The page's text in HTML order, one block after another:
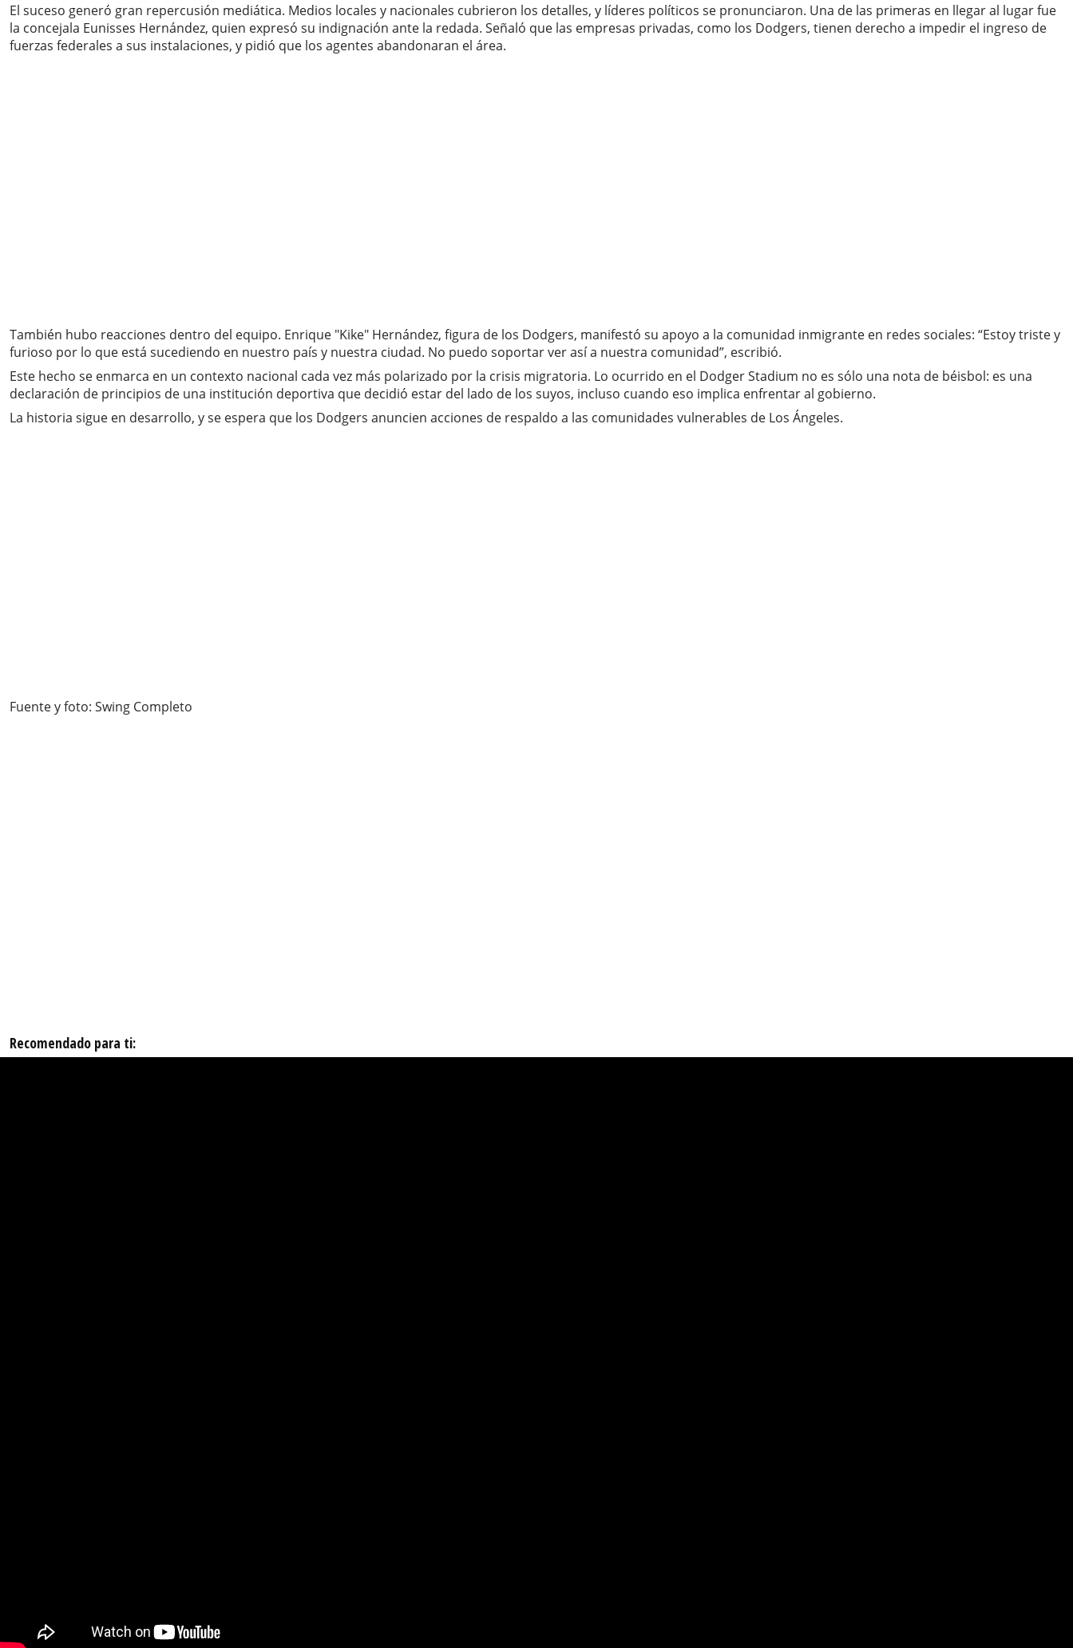
El suceso generó gran repercusión mediática. Medios locales y nacionales cubrieron los detalles, y líderes políticos se pronunciaron. Una de las primeras en llegar al lugar fue
la concejala Eunisses Hernández, quien expresó su indignación ante la redada. Señaló que las empresas privadas, como los Dodgers, tienen derecho a impedir el ingreso de
fuerzas federales a sus instalaciones, y pidió que los agentes abandonaran el área.
También hubo reacciones dentro del equipo. Enrique "Kike" Hernández, figura de los Dodgers, manifestó su apoyo a la comunidad inmigrante en redes sociales: “Estoy triste y
furioso por lo que está sucediendo en nuestro país y nuestra ciudad. No puedo soportar ver así a nuestra comunidad”, escribió.
Este hecho se enmarca en un contexto nacional cada vez más polarizado por la crisis migratoria. Lo ocurrido en el Dodger Stadium no es sólo una nota de béisbol: es una
declaración de principios de una institución deportiva que decidió estar del lado de los suyos, incluso cuando eso implica enfrentar al gobierno.
La historia sigue en desarrollo, y se espera que los Dodgers anuncien acciones de respaldo a las comunidades vulnerables de Los Ángeles.
Fuente y foto: Swing Completo
Recomendado para ti: